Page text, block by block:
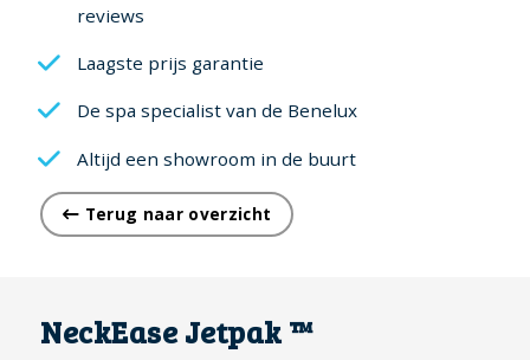
reviews
Laagste prijs garantie
De spa specialist van de Benelux
Altijd een showroom in de buurt
Terug naar overzicht
NeckEase Jetpak ™